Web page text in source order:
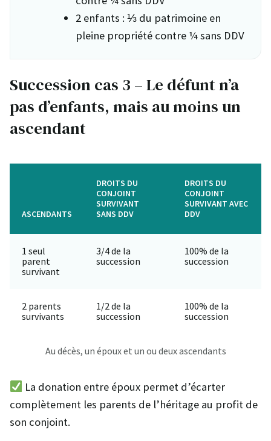
2 enfants : ⅓ du patrimoine en
pleine propriété contre ¼ sans DDV
Succession cas 3 – Le défunt n’a
pas d’enfants, mais au moins un
ascendant
ASCENDANTS
DROITS DU
CONJOINT
SURVIVANT
SANS DDV
DROITS DU
CONJOINT
SURVIVANT AVEC
DDV
1 seul
parent
survivant
3/4 de la
succession
100% de la
succession
2 parents
survivants
1/2 de la
succession
100% de la
succession
Au décès, un époux et un ou deux ascendants
La donation entre époux permet d’écarter
complètement les parents de l’héritage au profit de
son conjoint.